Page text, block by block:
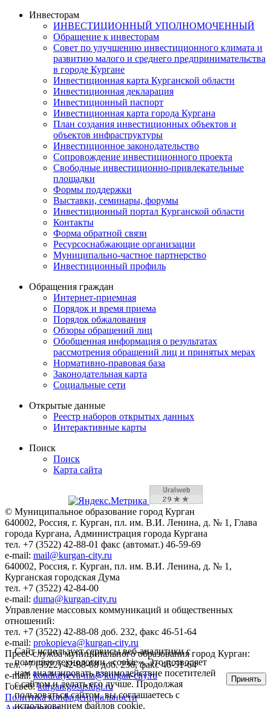
Инвесторам
ИНВЕСТИЦИОННЫЙ УПОЛНОМОЧЕННЫЙ
Обращение к инвесторам
Совет по улучшению инвестиционного климата и
развитию малого и среднего предпринимательства
в городе Кургане
Инвестиционная карта Курганской области
Инвестиционная декларация
Инвестиционный паспорт
Инвестиционная карта города Кургана
План создания инвестиционных объектов и
объектов инфраструктуры
Инвестиционное законодательство
Сопровождение инвестиционного проекта
Свободные инвестиционно-привлекательные
площадки
Формы поддержки
Выставки, семинары, форумы
Инвестиционный портал Курганской области
Контакты
Форма обратной связи
Ресурсоснабжающие организации
Муниципально-частное партнерство
Инвестиционный профиль
Обращения граждан
Интернет-приемная
Порядок и время приема
Порядок обжалования
Обзоры обращений лиц
Обобщенная информация о результатах
рассмотрения обращений лиц и принятых мерах
Нормативно-правовая база
Законодательная карта
Социальные сети
Открытые данные
Реестр наборов открытых данных
Интерактивные карты
Поиск
Поиск
Карта сайта
© Муниципальное образование город Курган
640002, Россия, г. Курган, пл. им. В.И. Ленина, д. № 1, Глава
города Кургана, Администрация города Кургана
тел. +7 (3522) 42-88-01 факс (автомат.) 46-59-69
e-mail: mail@kurgan-city.ru
640002, Россия, г. Курган, пл. им. В.И. Ленина, д. № 1,
Курганская городская Дума
тел. +7 (3522) 42-84-00
e-mail: duma@kurgan-city.ru
Управление массовых коммуникаций и общественных
отношений:
тел. +7 (3522) 42-88-08 доб. 232, факс 46-51-64
e-mail: prokopieva@kurgan-city.ru
Пресс-служба муниципального образования город Курган:
тел. +7 (3522) 42-88-08 доб. 236, факс 46-51-64
e-mail:kondratyeva-ma@kurgan-city.ru
Госвеб:kurgan.gosuslugi.ru
Политика конфиденциальности
Сайт использует сервисы веб-аналитики с
помощью технологии «cookie». Это позволяет
нам анализировать взаимодействие посетителей
с сайтом и делать его лучше. Продолжая
пользоваться сайтом, вы соглашаетесь с
использованием файлов cookie.
Принять